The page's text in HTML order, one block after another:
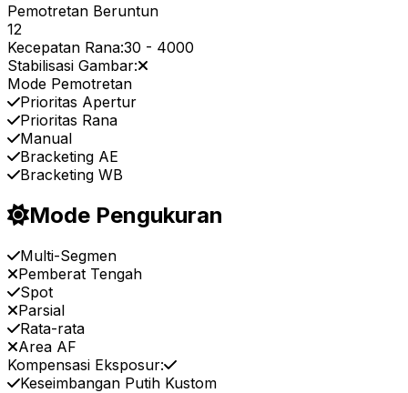
Pemotretan Beruntun
12
Kecepatan Rana:30 - 4000
Stabilisasi Gambar:
Mode Pemotretan
Prioritas Apertur
Prioritas Rana
Manual
Bracketing AE
Bracketing WB
Mode Pengukuran
Multi-Segmen
Pemberat Tengah
Spot
Parsial
Rata-rata
Area AF
Kompensasi Eksposur:
Keseimbangan Putih Kustom